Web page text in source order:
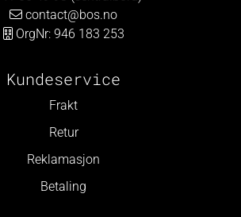
contact@bos.no
OrgNr: 946 183 253
Kundeservice
Frakt
Retur
Reklamasjon
Betaling